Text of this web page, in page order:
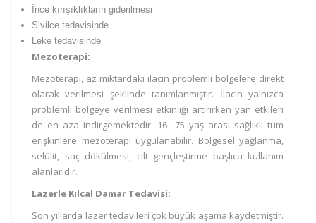
İnce kırışıklıkların giderilmesi
Sivilce tedavisinde
Leke tedavisinde
Mezoterapi:
Mezoterapi, az miktardaki ilacın problemli bölgelere direkt
olarak verilmesi şeklinde tanımlanmıştır. İlacın yalnızca
problemli bölgeye verilmesi etkinliği artırırken yan etkileri
de en aza indirgemektedir. 16- 75 yaş arası sağlıklı tüm
erişkinlere mezoterapi uygulanabilir. Bölgesel yağlanma,
selülit, saç dökülmesi, cilt gençleştirme başlıca kullanım
alanlarıdır.
Lazerle Kılcal Damar Tedavisi:
Son yıllarda lazer tedavileri çok büyük aşama kaydetmiştir.